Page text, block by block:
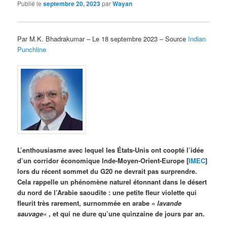
Publié leseptembre 20, 2023parWayan
Par M.K. Bhadrakumar – Le 18 septembre 2023 – Source Indian
Punchline
L’enthousiasme avec lequel les États-Unis ont coopté l’idée
d’un corridor économique Inde-Moyen-Orient-Europe [IMEC]
lors du récent sommet du G20 ne devrait pas surprendre.
Cela rappelle un phénomène naturel étonnant dans le désert
du nord de l’Arabie saoudite : une petite fleur violette qui
fleurit très rarement, surnommée en arabe «lavande
sauvage« , et qui ne dure qu’une quinzaine de jours par an.